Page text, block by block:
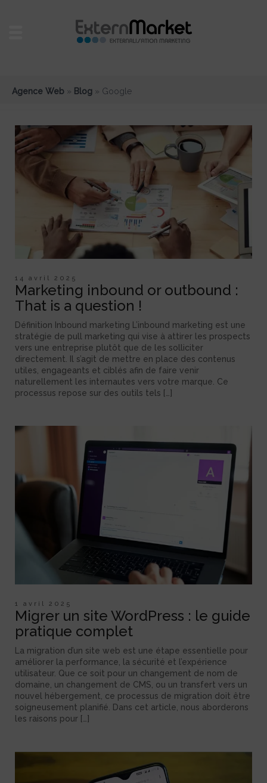
Agence Web » Blog » Google
14 avril 2025
Marketing inbound or outbound :
That is a question !
Définition Inbound marketing L’inbound marketing est une
stratégie de pull marketing qui vise à attirer les prospects
vers une entreprise plutôt que de les solliciter
directement. Il s’agit de mettre en place des contenus
utiles, engageants et ciblés afin de faire venir
naturellement les internautes vers votre marque. Ce
processus repose sur des outils tels […]
1 avril 2025
Migrer un site WordPress : le guide
pratique complet
La migration d’un site web est une étape essentielle pour
améliorer la performance, la sécurité et l’expérience
utilisateur. Que ce soit pour un changement de nom de
domaine, un changement de CMS, ou un transfert vers un
nouvel hébergement, ce processus de migration doit être
soigneusement planifié. Dans cet article, nous aborderons
les raisons pour […]